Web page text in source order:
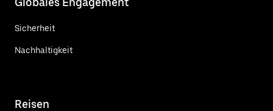
Sicherheit
Nachhaltigkeit
Reisen